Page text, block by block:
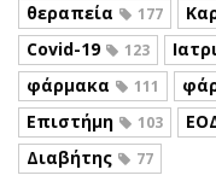
θεραπεία 177
Covid-19 123
φάρμακα 111
Επιστήμη 103
Διαβήτης 77